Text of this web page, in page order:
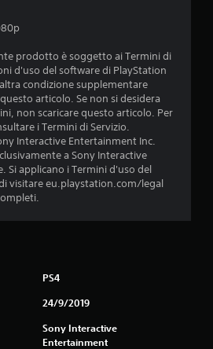
t
e
l
l
e
s
u
prodotto è soggetto ai Termini di
d'uso del software di PlayStation
condizione supplementare
articolo. Se non si desidera
non scaricare questo articolo. Per
i Termini di Servizio.
Interactive Entertainment Inc.
a Sony Interactive
Si applicano i Termini d'uso del
visitare eu.playstation.com/legal
PS4
24/9/2019
Sony Interactive
Entertainment